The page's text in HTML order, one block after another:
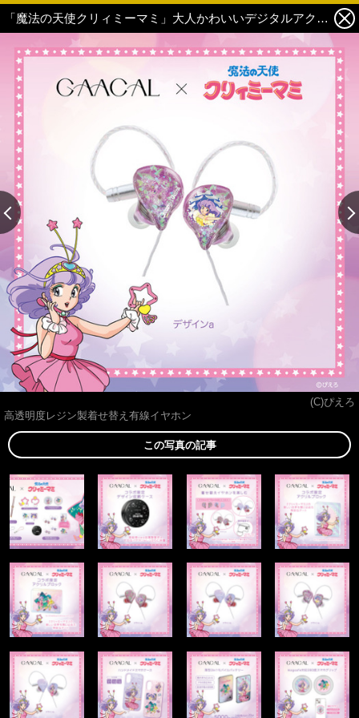
「魔法の天使クリィミーマミ」大人かわいいデジタルアクセサリー！イヤホンやモバイルバッテリーなど便利アイテムが登場 8枚目の写真・画像
(C)ぴえろ
高透明度レジン製着せ替え有線イヤホン
この写真の記事